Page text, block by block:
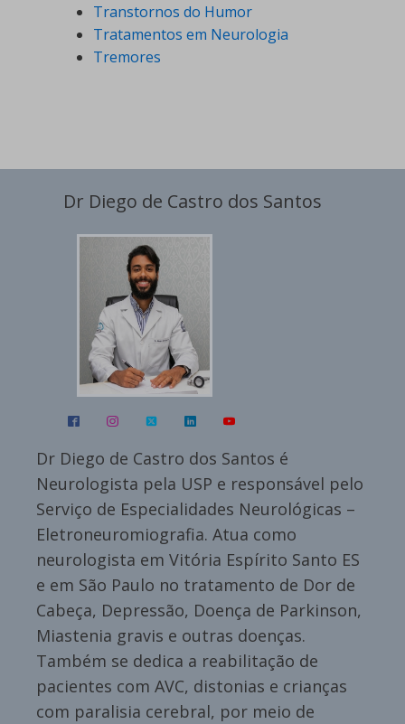
Transtornos do Humor
Tratamentos em Neurologia
Tremores
Dr Diego de Castro dos Santos
Dr Diego de Castro dos Santos é
Neurologista pela USP e responsável pelo
Serviço de Especialidades Neurológicas –
Eletroneuromiografia. Atua como
neurologista em Vitória Espírito Santo ES
e em São Paulo no tratamento de Dor de
Cabeça, Depressão, Doença de Parkinson,
Miastenia gravis e outras doenças.
Também se dedica a reabilitação de
pacientes com AVC, distonias e crianças
com paralisia cerebral, por meio de